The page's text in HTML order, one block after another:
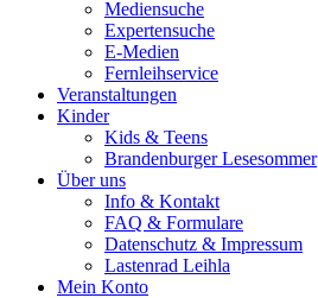
Mediensuche
Expertensuche
E-Medien
Fernleihservice
Veranstaltungen
Kinder
Kids & Teens
Brandenburger Lesesommer
Über uns
Info & Kontakt
FAQ & Formulare
Datenschutz & Impressum
Lastenrad Leihla
Mein Konto